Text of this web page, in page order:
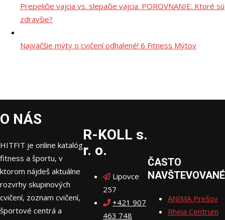
Prepeličie vajcia vs. slepačie vajcia. POROVNANIE: Ktoré sú
zdravšie?
Najväčšie mýty o cvičení odhalené! 6 Fitness Mýtov
O NÁS
HITFIT je online katalóg
fitness a športu, v
ktorom nájdeš aktuálne
rozvrhy skupinových
cvičení, zoznam cvičení,
športové centrá a
R-KOLL s.
r. o.
Lipovce
257
+421 907
463 748
ČASTO
NAVŠTEVOVANÉ
ANIMA Prešov
Rheia Centrum